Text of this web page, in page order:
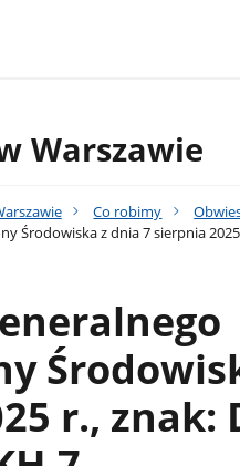
Warszawie
Co robimy
Środowiska z dnia 7 sierpnia 2025
r., znak: